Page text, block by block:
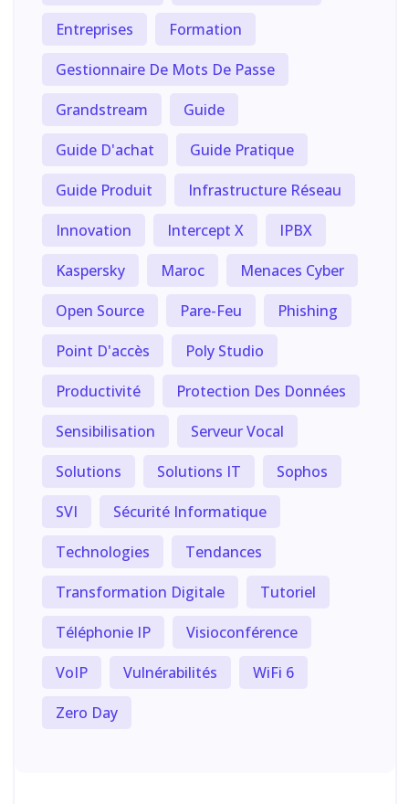
Entreprises
Formation
Gestionnaire De Mots De Passe
Grandstream
Guide
Guide D'achat
Guide Pratique
Guide Produit
Infrastructure Réseau
Innovation
Intercept X
IPBX
Kaspersky
Maroc
Menaces Cyber
Open Source
Pare-Feu
Phishing
Point D'accès
Poly Studio
Productivité
Protection Des Données
Sensibilisation
Serveur Vocal
Solutions
Solutions IT
Sophos
SVI
Sécurité Informatique
Technologies
Tendances
Transformation Digitale
Tutoriel
Téléphonie IP
Visioconférence
VoIP
Vulnérabilités
WiFi 6
Zero Day